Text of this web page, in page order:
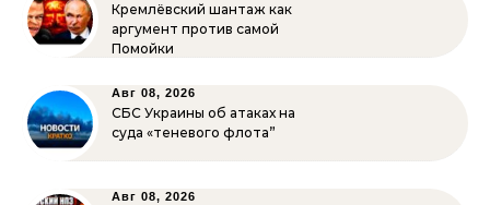
Кремлёвский шантаж как
аргумент против самой
Помойки
Авг 08, 2026
СБС Украины об атаках на
суда «теневого флота”
Авг 08, 2026